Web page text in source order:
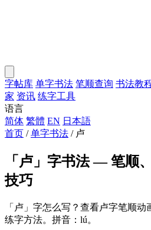
字帖库 单字书法 笔顺查询 书法教
家 资讯 练字工具
语言
简体 繁體 EN 日本語
首页 / 单字书法 / 卢
「卢」字书法 — 笔顺
技巧
「卢」字怎么写？查看卢字笔顺
练字方法。拼音：lú。